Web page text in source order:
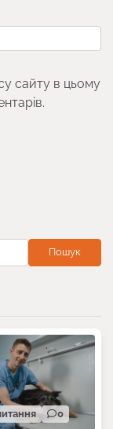
сайту в цьому
Пошук
0